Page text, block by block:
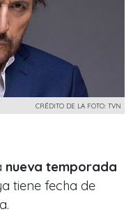
CRÉDITO DE LA FOTO: TVN
nueva temporada
tiene fecha de